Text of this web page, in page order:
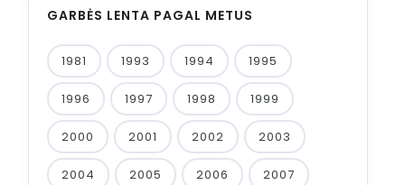
GARBĖS LENTA PAGAL METUS
1981 1993 1994 1995
1996 1997 1998 1999
2000 2001 2002 2003
2004 2005 2006 2007